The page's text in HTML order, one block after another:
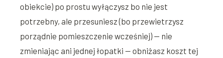
obiekcie) po prostu wyłączysz bo nie jest
potrzebny, ale przesuniesz (bo przewietrzysz
porządnie pomieszczenie wcześniej) — nie
zmieniając ani jednej łopatki — obniżasz koszt tej